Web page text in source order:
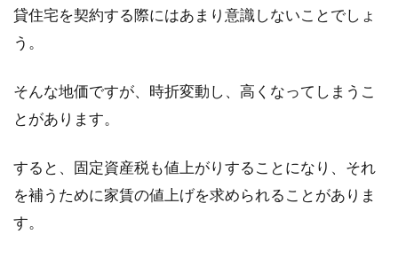
ょう。...
建築基準法の「居室」！台所に採光
建築士を目指したり、住宅の設計に興味を持た
気になる方も...
貸住宅を契約する際にはあまり意識しないことでしょ
う。
そんな地価ですが、時折変動し、高くなってしまうこ
とがあります。
すると、固定資産税も値上がりすることになり、それ
を補うために家賃の値上げを求められることがありま
す。